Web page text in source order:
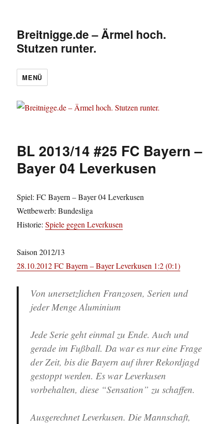
Breitnigge.de – Ärmel hoch.
Stutzen runter.
MENÜ
BL 2013/14 #25 FC Bayern –
Bayer 04 Leverkusen
Spiel: FC Bayern – Bayer 04 Leverkusen
Wettbewerb: Bundesliga
Historie:Spiele gegen Leverkusen
Saison 2012/13
28.10.2012 FC Bayern – Bayer Leverkusen 1:2 (0:1)
Von unersetzlichen Franzosen, Serien und
jeder Menge Aluminium
Jede Serie geht einmal zu Ende. Auch und
gerade im Fußball. Da war es nur eine Frage
der Zeit, bis die Bayern auf ihrer Rekordjagd
gestoppt werden. Es war Leverkusen
vorbehalten, diese “Sensation” zu schaffen.
Ausgerechnet Leverkusen. Die Mannschaft,